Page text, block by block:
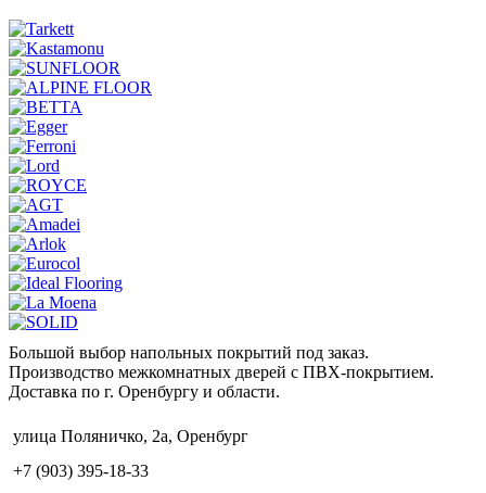
Большой выбор напольных покрытий под заказ.
Производство межкомнатных дверей с ПВХ-покрытием.
Доставка по г. Оренбургу и области.
улица Поляничко, 2а, Оренбург
+7 (903) 395-18-33